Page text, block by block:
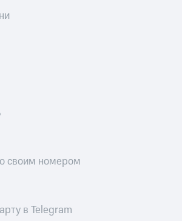
своим номером
в Telegram